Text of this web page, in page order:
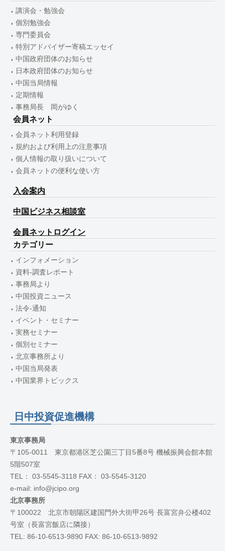
講演会・勉強会
個別勉強会
専門委員会
特別アドバイザー寄稿エッセイ
中国政府団体のお知らせ
日本政府団体のお知らせ
中国当局情報
定期情報
事務局長 岡がゆく
会員ネット
会員ネット利用登録
規約および利用上の注意事項
個人情報の取り扱いについて
会員ネットの便利な使い方
入会案内
中国ビジネス相談室
会員ネットログイン
カテゴリー
インフォメーション
資料-調査レポート
事務局より
中国投資ニュース
法令-通知
イベント・セミナー
実務セミナー
個別セミナー
北京事務所より
中国当局発表
中国業界トピックス
日中投資促進機構
東京事務局
〒105-0011 東京都港区芝公園三丁目5番8号 機械振興会館本館
5階507室
TEL： 03-5545-3118 FAX： 03-5545-3120
e-mail: info@jcipo.org
北京事務所
〒100022 北京市朝陽区建国門外大街甲26号 長富宮弁公楼402
号室（長富宮飯店に隣接）
TEL: 86-10-6513-9890 FAX: 86-10-6513-9892